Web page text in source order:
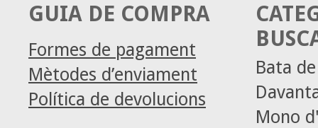
GUIA DE COMPRA
Formes de pagament
Mètodes d’enviament
Política de devolucions
Bata
Mono